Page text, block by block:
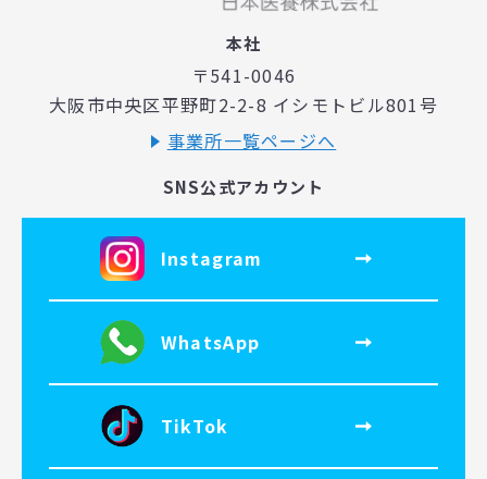
本社
〒541-0046
大阪市中央区平野町2-2-8 イシモトビル801号
事業所一覧ページへ
SNS公式アカウント
Instagram
WhatsApp
TikTok